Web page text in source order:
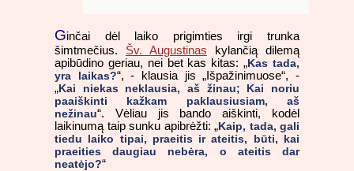
Ginčai dėl laiko prigimties irgi trunka
šimtmečius. Šv. Augustinas kylančią dilemą
apibūdino geriau, nei bet kas kitas: „Kas tada,
yra laikas?“, - klausia jis „Išpažinimuose“, -
„Kai niekas neklausia, aš žinau; Kai noriu
paaiškinti kažkam paklausiusiam, aš
nežinau“. Vėliau jis bando aiškinti, kodėl
laikinumą taip sunku apibrėžti: „Kaip, tada, gali
tiedu laiko tipai, praeitis ir ateitis, būti, kai
praeities daugiau nebėra, o ateitis dar
neatėjo?“